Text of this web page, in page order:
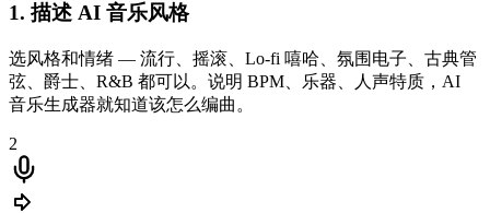
1. 描述 AI 音乐风格
选风格和情绪 — 流行、摇滚、Lo-fi 嘻哈、氛围电子、古典管
弦、爵士、R&B 都可以。说明 BPM、乐器、人声特质，AI
音乐生成器就知道该怎么编曲。
2